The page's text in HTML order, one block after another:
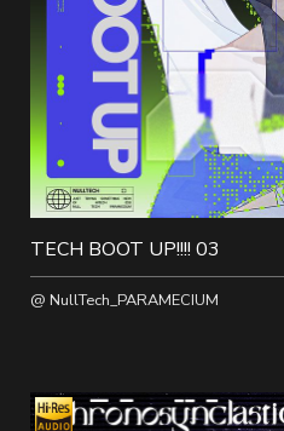
TECH BOOT UP!!!! 03
@ NullTech_PARAMECIUM